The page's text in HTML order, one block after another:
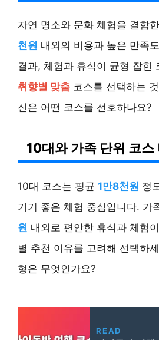
자연 명소와 문화 체험을 결합
천원 내외의 비용과 높은 만족
결과, 체험과 휴식이 균형 잡힌
취향별 맞춤 코스를 선택하는
신은 어떤 코스를 선호하나요?
10대와 가족 단위 코스
10대 코스는 평균 1만8천원 정
기기 좋은 체험 중심입니다. 가
원 내외로 편안한 휴식과 체험
별 추천 이유를 고려해 선택하
형은 무엇인가요?
READ